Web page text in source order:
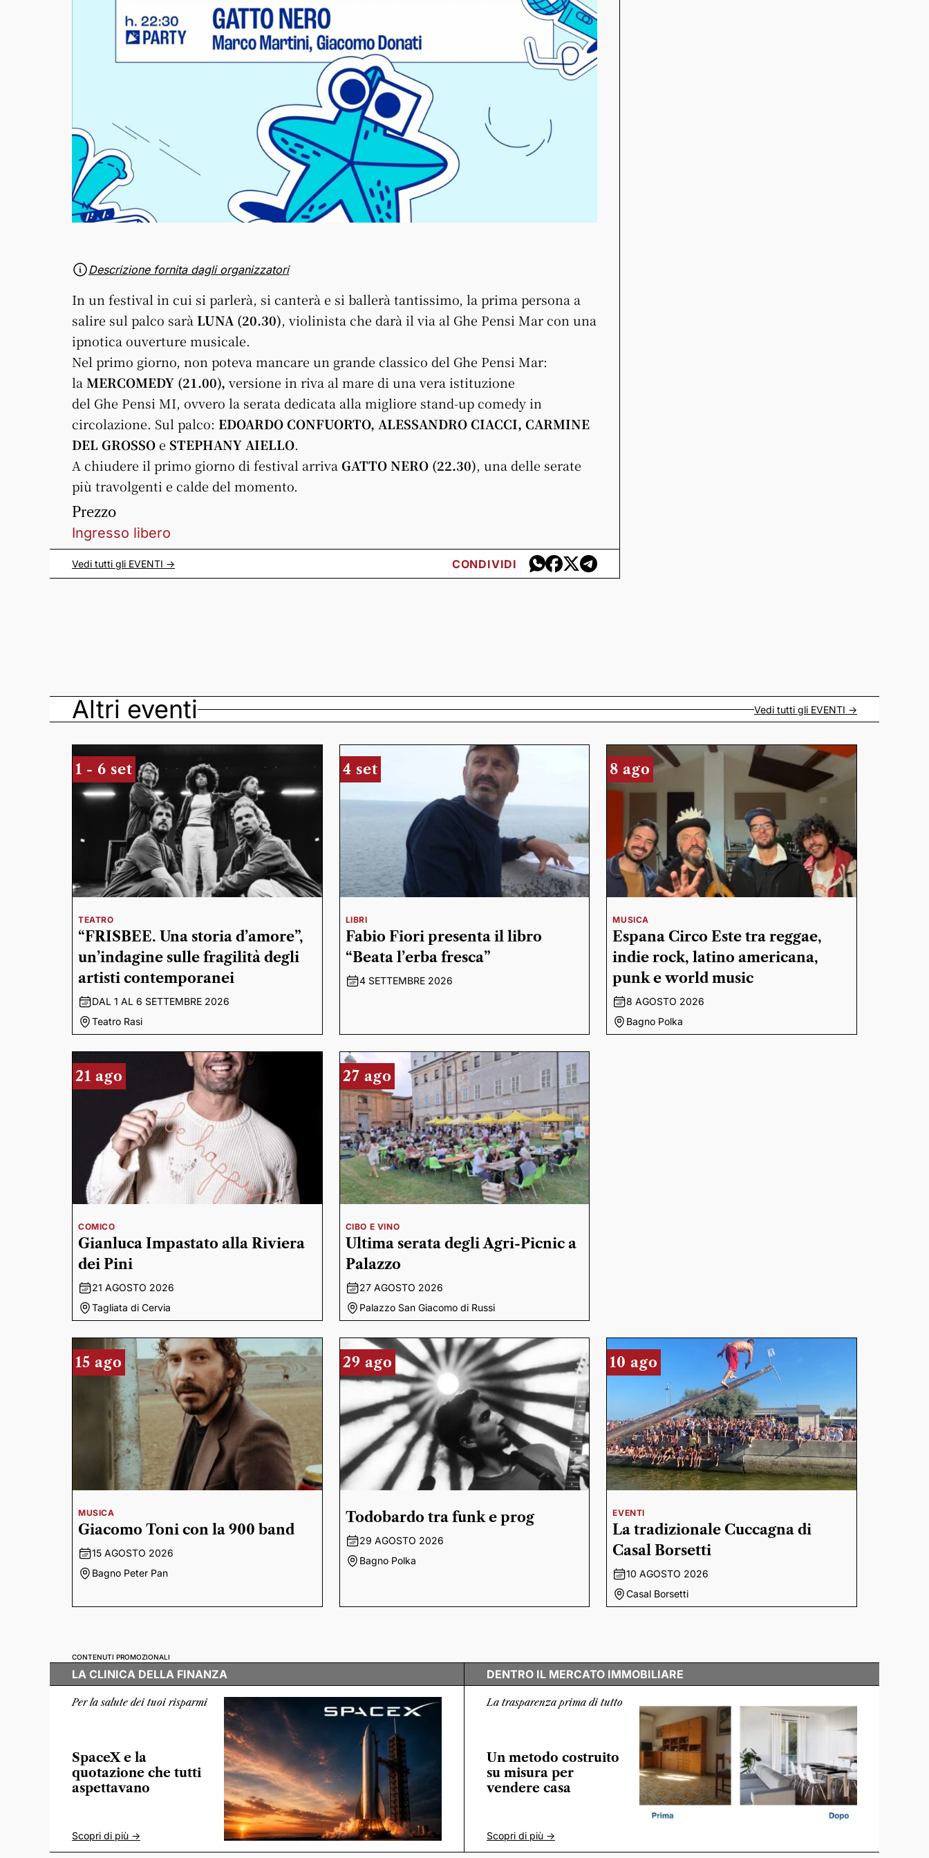
Descrizione fornita dagli organizzatori
In un festival in cui si parlerà, si canterà e si ballerà tantissimo, la prima persona a
salire sul palco sarà LUNA (20.30), violinista che darà il via al Ghe Pensi Marcon una
ipnotica ouverture musicale.
Nel primo giorno, non poteva mancare un grande classico del Ghe Pensi Mar:
la MERCOMEDY (21.00), versione in riva al mare di una vera istituzione
del Ghe Pensi MI, ovvero la serata dedicata alla migliore stand-up comedy in
circolazione. Sul palco: EDOARDO CONFUORTO, ALESSANDRO CIACCI, CARMINE
DEL GROSSOe STEPHANY AIELLO.
A chiudere il primo giorno di festival arriva GATTO NERO (22.30), una delle serate
più travolgenti e calde del momento.
Prezzo
Ingresso libero
Vedi tutti gli EVENTI -> CONDIVIDI
Altri eventi Vedi tutti gli EVENTI ->
1 - 6 set
TEATRO
“FRISBEE. Una storia d’amore”,
un’indagine sulle fragilità degli
artisti contemporanei
DAL 1 AL 6 SETTEMBRE 2026
Teatro Rasi
4 set
LIBRI
Fabio Fiori presenta il libro
“Beata l’erba fresca”
4 SETTEMBRE 2026
8 ago
MUSICA
Espana Circo Este tra reggae,
indie rock, latino americana,
punk e world music
8 AGOSTO 2026
Bagno Polka
21 ago
COMICO
Gianluca Impastato alla Riviera
dei Pini
21 AGOSTO 2026
Tagliata di Cervia
27 ago
CIBO E VINO
Ultima serata degli Agri-Picnic a
Palazzo
27 AGOSTO 2026
Palazzo San Giacomo di Russi
15 ago
MUSICA
Giacomo Toni con la 900 band
15 AGOSTO 2026
Bagno Peter Pan
29 ago
Todobardo tra funk e prog
29 AGOSTO 2026
Bagno Polka
10 ago
EVENTI
La tradizionale Cuccagna di
Casal Borsetti
10 AGOSTO 2026
Casal Borsetti
CONTENUTI PROMOZIONALI
LA CLINICA DELLA FINANZA
Per la salute dei tuoi risparmi
SpaceX e la
quotazione che tutti
aspettavano
Scopri di più ->
DENTRO IL MERCATO IMMOBILIARE
La trasparenza prima di tutto
Un metodo costruito
su misura per
vendere casa
Scopri di più ->